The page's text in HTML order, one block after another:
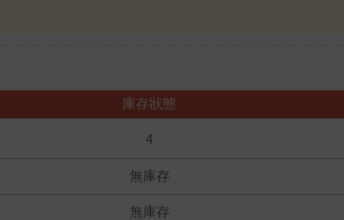
庫存狀態
4
無庫存
無庫存